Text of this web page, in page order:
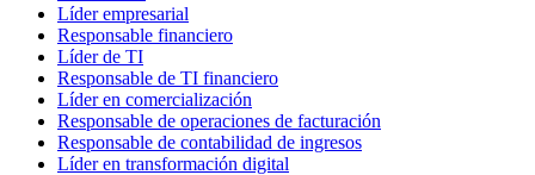
Líder empresarial
Responsable financiero
Líder de TI
Responsable de TI financiero
Líder en comercialización
Responsable de operaciones de facturación
Responsable de contabilidad de ingresos
Líder en transformación digital